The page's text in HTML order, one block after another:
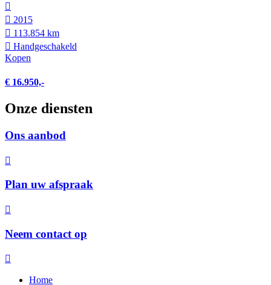
2015
113.854 km
Hand­geschakeld
Kopen
€ 16.950,-
Onze diensten
Ons aanbod
Plan uw afspraak
Neem contact op
Home